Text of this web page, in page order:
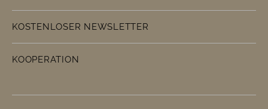
KOSTENLOSER NEWSLETTER
KOOPERATION